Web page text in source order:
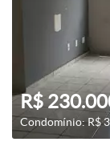
R$
Condomínio: R$